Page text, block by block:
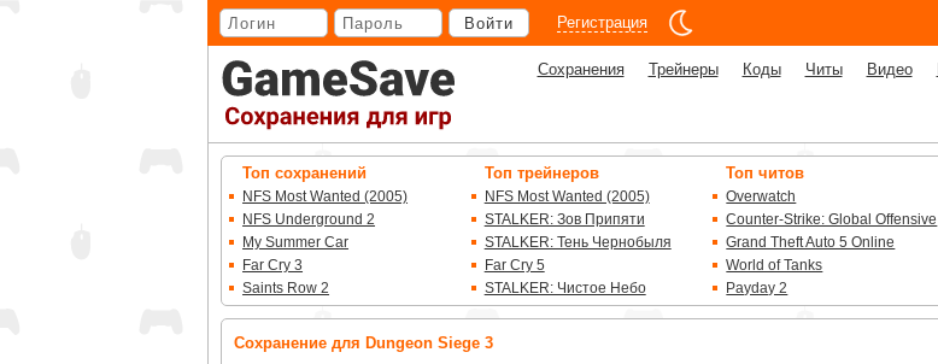
Войти Регистрация
Сохранения Трейнеры Коды Читы Видео
Топ сохранений
NFS Most Wanted (2005)
NFS Underground 2
My Summer Car
Far Cry 3
Saints Row 2
Топ трейнеров
NFS Most Wanted (2005)
STALKER: Зов Припяти
STALKER: Тень Чернобыля
Far Cry 5
STALKER: Чистое Небо
Топ читов
Overwatch
Counter-Strike: Global Offensive
Grand Theft Auto 5 Online
World of Tanks
Payday 2
Сохранение для Dungeon Siege 3